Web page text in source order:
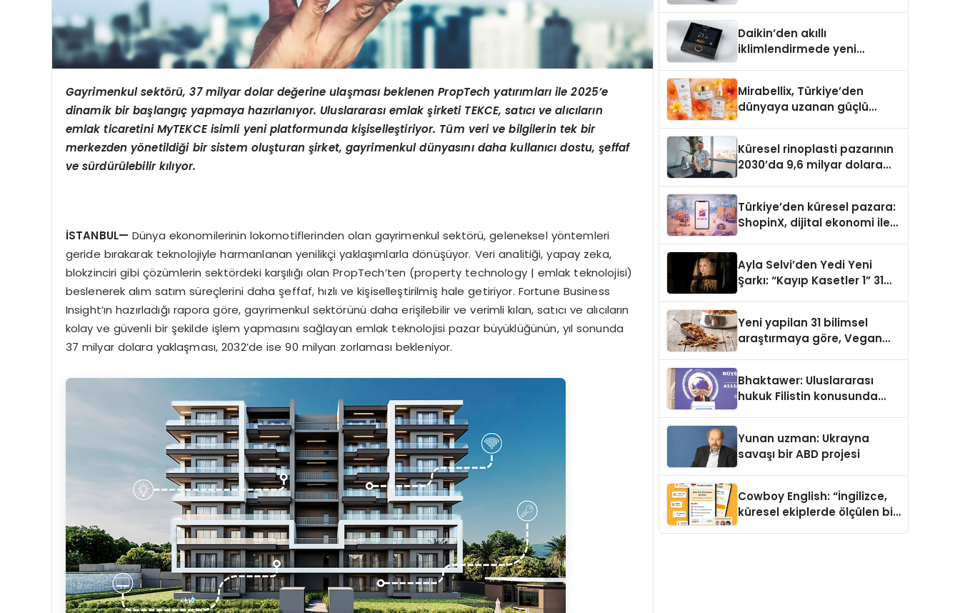
Gayrimenkul sektörü, 37 milyar dolar değerine ulaşması beklenen PropTech yatırımları ile 2025’e
dinamik bir başlangıç yapmaya hazırlanıyor. Uluslararası emlak şirketi TEKCE, satıcı ve alıcıların
emlak ticaretini MyTEKCE isimli yeni platformunda kişiselleştiriyor. Tüm veri ve bilgilerin tek bir
merkezden yönetildiği bir sistem oluşturan şirket, gayrimenkul dünyasını daha kullanıcı dostu, şeffaf
ve sürdürülebilir kılıyor.
İSTANBUL—Dünya ekonomilerinin lokomotiflerinden olan gayrimenkul sektörü, geleneksel yöntemleri
geride bırakarak teknolojiyle harmanlanan yenilikçi yaklaşımlarla dönüşüyor. Veri analitiği, yapay zeka,
blokzinciri gibi çözümlerin sektördeki karşılığı olan PropTech’ten (property technology | emlak teknolojisi)
beslenerek alım satım süreçlerini daha şeffaf, hızlı ve kişiselleştirilmiş hale getiriyor. Fortune Business
Insight’ın hazırladığı rapora göre, gayrimenkul sektörünü daha erişilebilir ve verimli kılan, satıcı ve alıcıların
kolay ve güvenli bir şekilde işlem yapmasını sağlayan emlak teknolojisi pazar büyüklüğünün, yıl sonunda
37 milyar dolara yaklaşması, 2032’de ise 90 milyarı zorlaması bekleniyor.
Daikin’den akıllı
iklimlendirmede yeni
Mirabellix, Türkiye’den
dünyaya uzanan güçlü
Küresel rinoplasti pazarının
2030’da 9,6 milyar dolara
Türkiye’den küresel pazara:
ShopinX, dijital ekonomi ile
Ayla Selvi’den Yedi Yeni
Şarkı: “Kayıp Kasetler 1” 31
Yeni yapilan 31 bilimsel
araştırmaya göre, Vegan
Sindirildiğini Ortaya Koydu
Bhaktawer: Uluslararası
hukuk Filistin konusunda
Yunan uzman: Ukrayna
savaşı bir ABD projesi
Cowboy English: “İngilizce,
küresel ekiplerde ölçülen bir